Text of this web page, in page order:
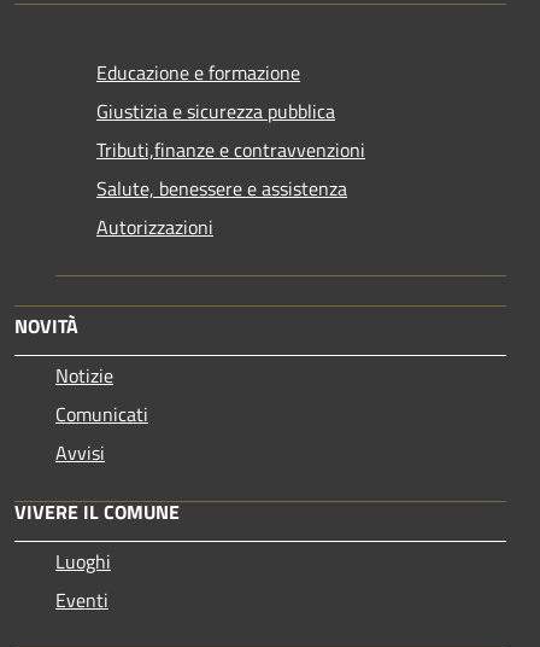
Educazione e formazione
Giustizia e sicurezza pubblica
Tributi,finanze e contravvenzioni
Salute, benessere e assistenza
Autorizzazioni
NOVITÀ
Notizie
Comunicati
Avvisi
VIVERE IL COMUNE
Luoghi
Eventi